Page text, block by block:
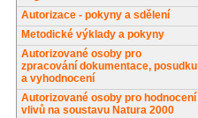
Autorizace - pokyny a sdělení
Metodické výklady a pokyny
Autorizované osoby pro
zpracování dokumentace, posudku
a vyhodnocení
Autorizované osoby pro hodnocení
vlivů na soustavu Natura 2000